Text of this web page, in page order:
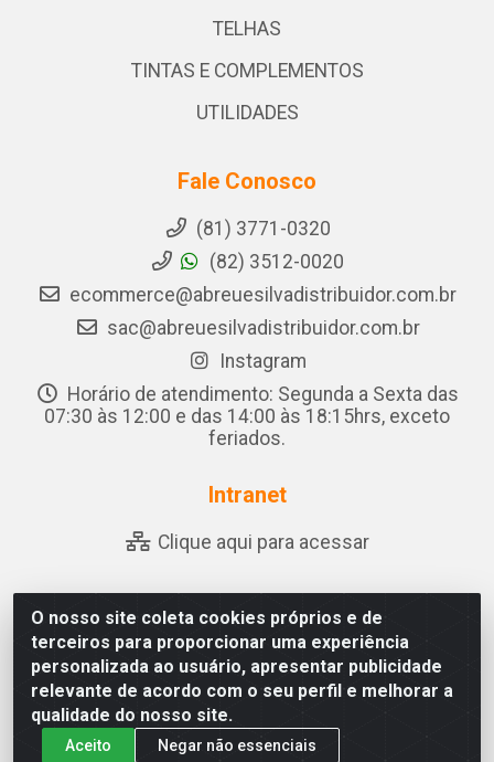
O nosso site coleta cookies próprios e de
terceiros para proporcionar uma experiência
personalizada ao usuário, apresentar publicidade
relevante de acordo com o seu perfil e melhorar a
qualidade do nosso site.
Aceito Negar não essenciais
TELHAS
TINTAS E COMPLEMENTOS
UTILIDADES
Fale Conosco
(81) 3771-0320
(82) 3512-0020
ecommerce@abreuesilvadistribuidor.com.br
sac@abreuesilvadistribuidor.com.br
Instagram
Horário de atendimento: Segunda a Sexta das
07:30 às 12:00 e das 14:00 às 18:15hrs, exceto
feriados.
Intranet
Clique aqui para acessar
Abreu & Silva - Rua Padre Jose de Souza Leite, 265 - Ariado,
Olho D'Água das Flores/AL - CEP 57.442-000 - CNPJ
04.790.656/0001-06